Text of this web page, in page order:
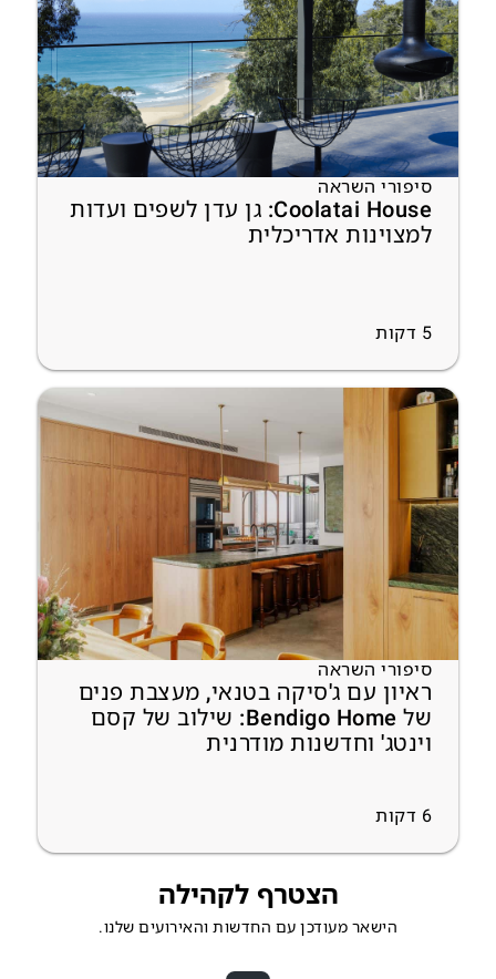
סיפורי השראה
Coolatai House: גן עדן לשפים ועדות
למצוינות אדריכלית
5 דקות
סיפורי השראה
ראיון עם ג'סיקה בטנאי, מעצבת פנים
של Bendigo Home: שילוב של קסם
וינטג' וחדשנות מודרנית
6 דקות
הצטרף לקהילה
הישאר מעודכן עם החדשות והאירועים שלנו.